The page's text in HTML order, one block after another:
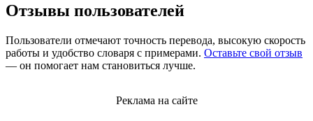
Отзывы пользователей
Пользователи отмечают точность перевода, высокую скорость
работы и удобство словаря с примерами. Оставьте свой отзыв
— он помогает нам становиться лучше.
Реклама на сайте